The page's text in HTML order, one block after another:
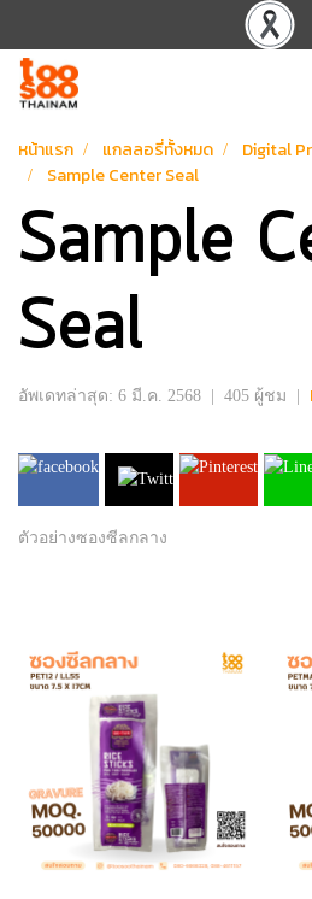
หน้าแรก แกลลอรี่ทั้งหมด
Digital
Sample Center Seal
Sample
Seal
อัพเดทล่าสุด: 6 มี.ค. 2568 405 ผู้ชม
ตัวอย่างซองซีลกลาง